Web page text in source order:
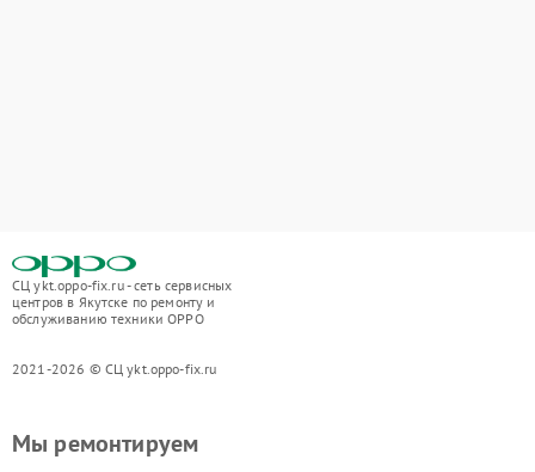
СЦ ykt.oppo-fix.ru - сеть сервисных
центров в Якутске по ремонту и
обслуживанию техники OPPO
2021-2026 © СЦ ykt.oppo-fix.ru
Мы ремонтируем